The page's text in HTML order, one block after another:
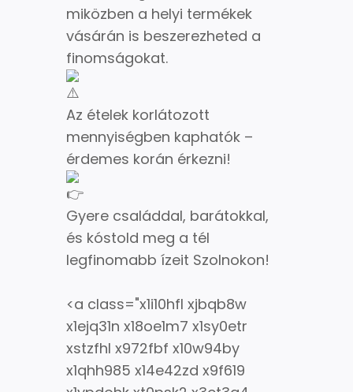
miközben a helyi termékek
vásárán is beszerezheted a
finomságokat.
Az ételek korlátozott
mennyiségben kaphatók –
érdemes korán érkezni!
Gyere családdal, barátokkal,
és kóstold meg a tél
legfinomabb ízeit Szolnokon!
<a class="x1i10hfl xjbqb8w
x1ejq31n x18oe1m7 x1sy0etr
xstzfhl x972fbf x10w94by
x1qhh985 x14e42zd x9f619